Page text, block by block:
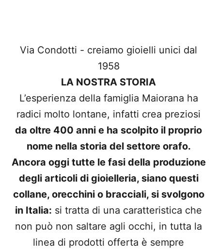
Via Condotti - creiamo gioielli unici dal
1958
LA NOSTRA STORIA
L’esperienza della famiglia Maiorana ha
radici molto lontane, infatti crea preziosi
da oltre 400 anni e ha scolpito il proprio
nome nella storia del settore orafo.
Ancora oggi tutte le fasi della produzione
degli articoli di gioielleria, siano questi
collane, orecchini o bracciali, si svolgono
in Italia: si tratta di una caratteristica che
non può non saltare agli occhi, in tutta la
linea di prodotti offerta è sempre